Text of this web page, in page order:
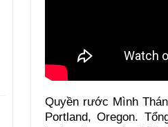
Quyền rước Mình
Portland, Oregon.